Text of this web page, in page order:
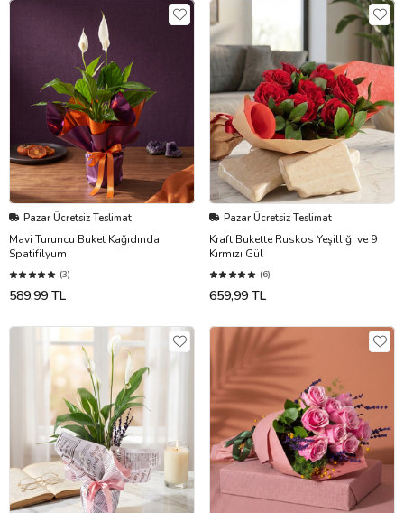
Pazar Ücretsiz Teslimat
Mavi Turuncu Buket Kağıdında
Spatifilyum
(3)
589,99 TL
Pazar Ücretsiz Teslimat
Kraft Bukette Ruskos Yeşilliği ve 9
Kırmızı Gül
(6)
659,99 TL